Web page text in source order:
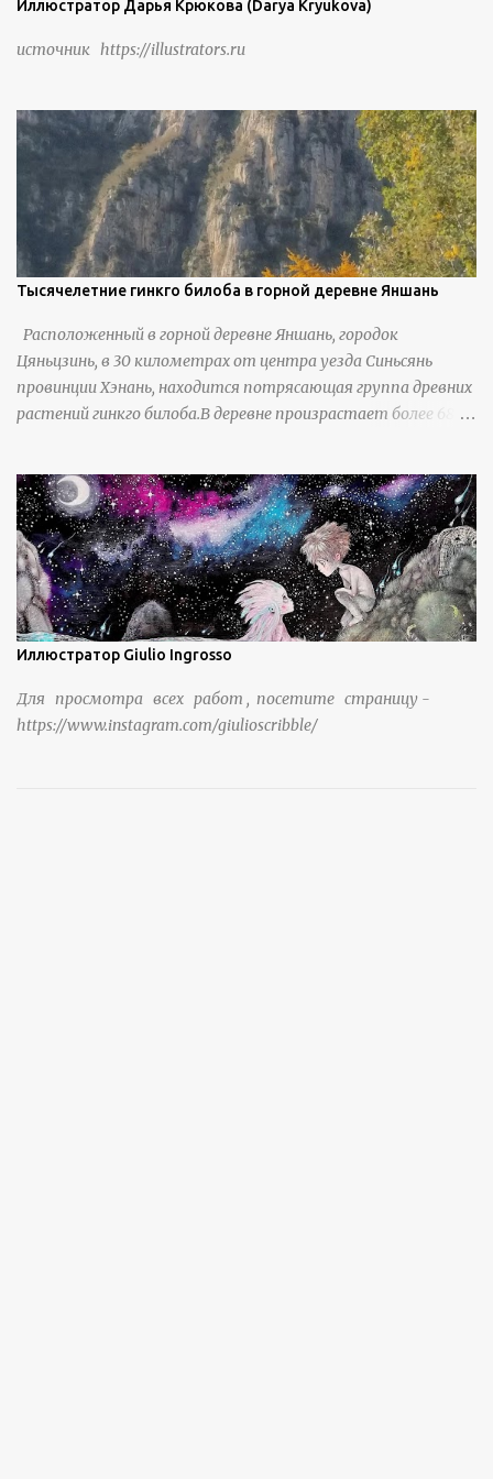
Иллюстратор Дарья Крюкова (Darya Kryukova)
источник https://illustrators.ru
Тысячелетние гинкго билоба в горной деревне Яншань
Расположенный в горной деревне Яншань, городок
Цяньцзинь, в 30 километрах от центра уезда Синьсянь
провинции Хэнань, находится потрясающая группа древних
растений гинкго билоба.В деревне произрастает более 6800
тысячи лет. источник
https://www.sohu.com/a/951672917_121984853
Иллюстратор Giulio Ingrosso
Для просмотра всех работ , посетите страницу -
https://www.instagram.com/giulioscribble/